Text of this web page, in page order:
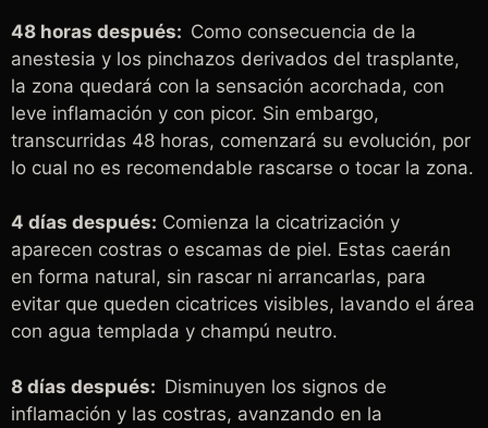
48 horas después: Como consecuencia de la
anestesia y los pinchazos derivados del trasplante,
la zona quedará con la sensación acorchada, con
leve inflamación y con picor. Sin embargo,
transcurridas 48 horas, comenzará su evolución, por
lo cual no es recomendable rascarse o tocar la zona.
4 días después: Comienza la cicatrización y
aparecen costras o escamas de piel. Estas caerán
en forma natural, sin rascar ni arrancarlas, para
evitar que queden cicatrices visibles, lavando el área
con agua templada y champú neutro.
8 días después: Disminuyen los signos de
inflamación y las costras, avanzando en la